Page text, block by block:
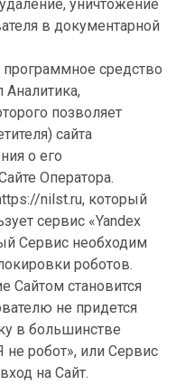
уничтожение
в документарной
средство
Аналитика,
позволяет
сайта
о его
Оператора.
nilst.ru, который
сервис «Yandex
Сервис необходим
роботов.
Сайтом становится
не придется
в большинстве
не робот», или Сервис
на Сайт.